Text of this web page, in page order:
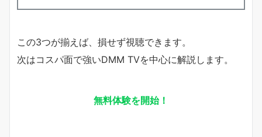
この3つが揃えば、損せず視聴できます。
次はコスパ面で強いDMM TVを中心に解説します。
無料体験を開始！